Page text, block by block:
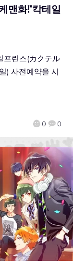
맨화!’칵테일
0 0
프린스(カクテル
) 사전예약을 시